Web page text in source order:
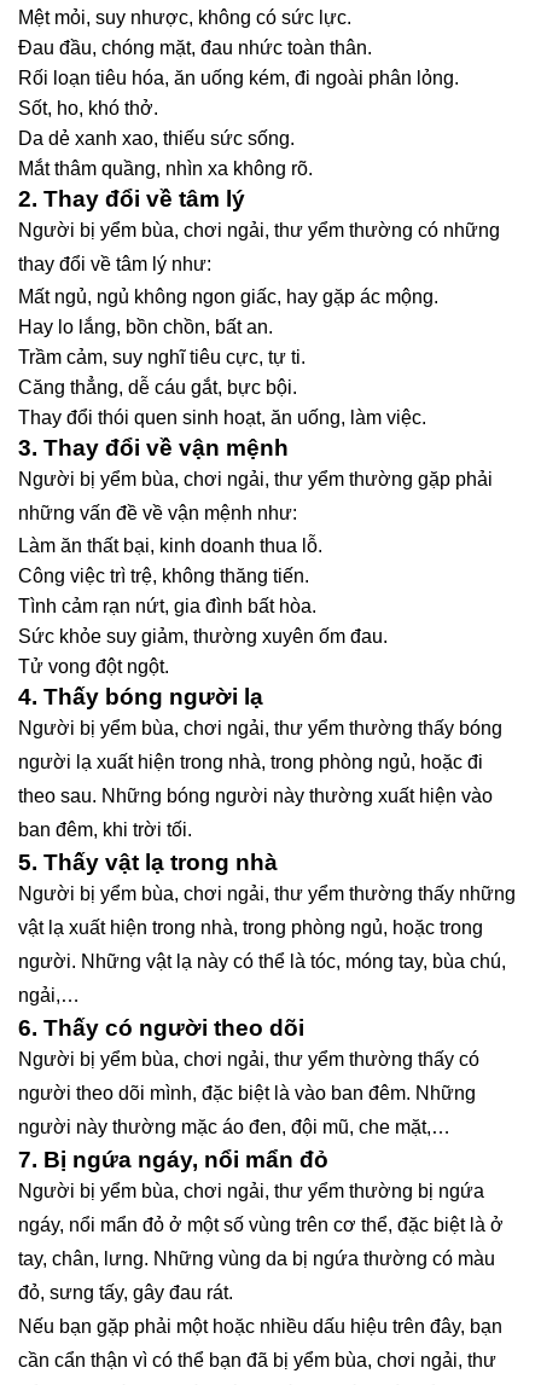
Mệt mỏi, suy nhược, không có sức lực.
Đau đầu, chóng mặt, đau nhức toàn thân.
Rối loạn tiêu hóa, ăn uống kém, đi ngoài phân lỏng.
Sốt, ho, khó thở.
Da dẻ xanh xao, thiếu sức sống.
Mắt thâm quầng, nhìn xa không rõ.
2. Thay đổi về tâm lý
Người bị yểm bùa, chơi ngải, thư yểm thường có những
thay đổi về tâm lý như:
Mất ngủ, ngủ không ngon giấc, hay gặp ác mộng.
Hay lo lắng, bồn chồn, bất an.
Trầm cảm, suy nghĩ tiêu cực, tự ti.
Căng thẳng, dễ cáu gắt, bực bội.
Thay đổi thói quen sinh hoạt, ăn uống, làm việc.
3. Thay đổi về vận mệnh
Người bị yểm bùa, chơi ngải, thư yểm thường gặp phải
những vấn đề về vận mệnh như:
Làm ăn thất bại, kinh doanh thua lỗ.
Công việc trì trệ, không thăng tiến.
Tình cảm rạn nứt, gia đình bất hòa.
Sức khỏe suy giảm, thường xuyên ốm đau.
Tử vong đột ngột.
4. Thấy bóng người lạ
Người bị yểm bùa, chơi ngải, thư yểm thường thấy bóng
người lạ xuất hiện trong nhà, trong phòng ngủ, hoặc đi
theo sau. Những bóng người này thường xuất hiện vào
ban đêm, khi trời tối.
5. Thấy vật lạ trong nhà
Người bị yểm bùa, chơi ngải, thư yểm thường thấy những
vật lạ xuất hiện trong nhà, trong phòng ngủ, hoặc trong
người. Những vật lạ này có thể là tóc, móng tay, bùa chú,
ngải,…
6. Thấy có người theo dõi
Người bị yểm bùa, chơi ngải, thư yểm thường thấy có
người theo dõi mình, đặc biệt là vào ban đêm. Những
người này thường mặc áo đen, đội mũ, che mặt,…
7. Bị ngứa ngáy, nổi mẩn đỏ
Người bị yểm bùa, chơi ngải, thư yểm thường bị ngứa
ngáy, nổi mẩn đỏ ở một số vùng trên cơ thể, đặc biệt là ở
tay, chân, lưng. Những vùng da bị ngứa thường có màu
đỏ, sưng tấy, gây đau rát.
Nếu bạn gặp phải một hoặc nhiều dấu hiệu trên đây, bạn
cần cẩn thận vì có thể bạn đã bị yểm bùa, chơi ngải, thư